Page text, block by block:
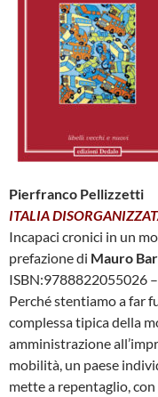
Pierfranco Pellizzetti
ITALIA
Incapaci cronici in un
prefazione di Mauro
ISBN:9788822055026
Perché stentiamo a far
complessa tipica della
amministrazione
mobilità, un paese
mette a repentaglio,